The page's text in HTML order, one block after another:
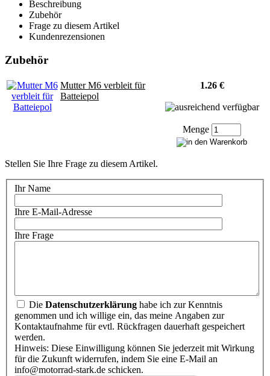
Beschreibung
Zubehör
Frage zu diesem Artikel
Kundenrezensionen
Zubehör
Mutter M6 verbleit für
Batteiepol
1.26 €
Menge
Stellen Sie Ihre Frage zu diesem Artikel.
Ihr Name
Ihre E-Mail-Adresse
Ihre Frage
Die Datenschutzerklärung habe ich zur Kenntnis
genommen und ich willige ein, das meine Angaben zur
Kontaktaufnahme für evtl. Rückfragen dauerhaft gespeichert
werden.
Hinweis: Diese Einwilligung können Sie jederzeit mit Wirkung
für die Zukunft widerrufen, indem Sie eine E-Mail an
info@motorrad-stark.de schicken.